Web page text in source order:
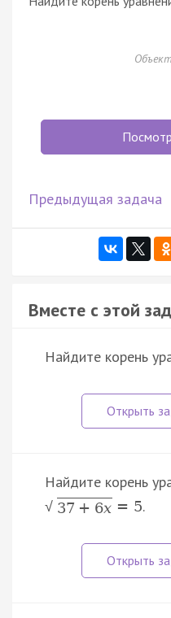
Предыдущая задача
Вместе с этой
Найдите корень
Найдите корень
√ 37 + 6x = 5.